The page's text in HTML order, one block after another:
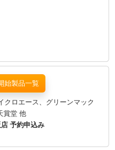
始製品一覧
クロエース、グリーンマック
賞堂 他
予約申込み